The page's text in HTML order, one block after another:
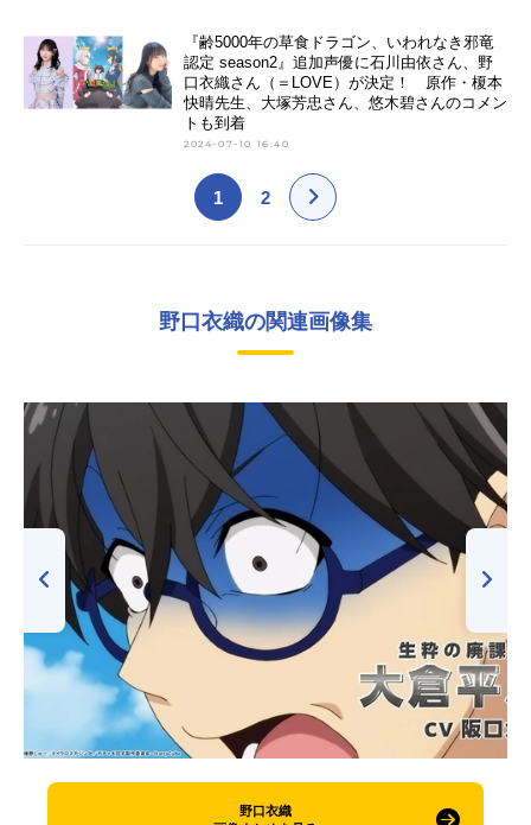
『齢5000年の草食ドラゴン、いわれなき邪竜
認定 season2』追加声優に石川由依さん、野
口衣織さん（＝LOVE）が決定！ 原作・榎本
快晴先生、大塚芳忠さん、悠木碧さんのコメン
トも到着
2024-07-10 16:40
1 2
野口衣織の関連画像集
野口衣織